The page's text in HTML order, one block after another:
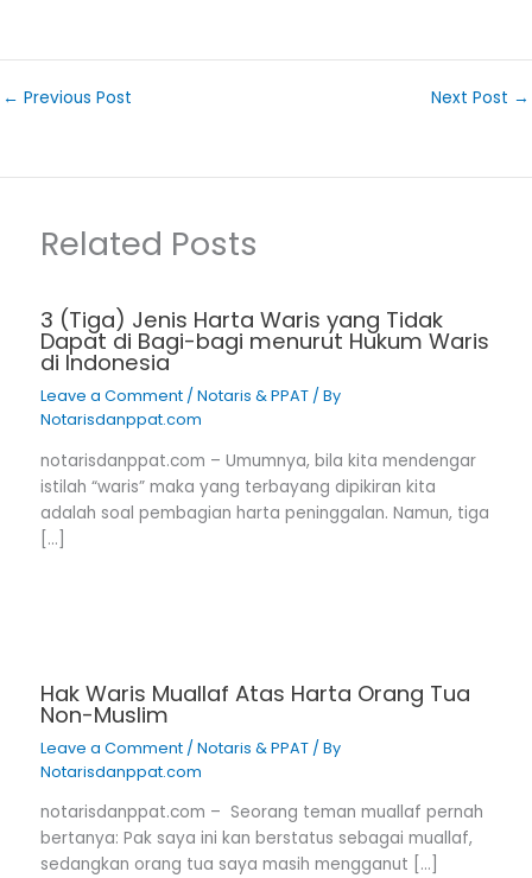
← Previous Post Next Post →
Related Posts
3 (Tiga) Jenis Harta Waris yang Tidak
Dapat di Bagi-bagi menurut Hukum Waris
di Indonesia
Leave a Comment /Notaris & PPAT / By
Notarisdanppat.com
notarisdanppat.com – Umumnya, bila kita mendengar
istilah “waris” maka yang terbayang dipikiran kita
adalah soal pembagian harta peninggalan. Namun, tiga
[…]
Hak Waris Muallaf Atas Harta Orang Tua
Non-Muslim
Leave a Comment /Notaris & PPAT / By
Notarisdanppat.com
notarisdanppat.com – Seorang teman muallaf pernah
bertanya: Pak saya ini kan berstatus sebagai muallaf,
sedangkan orang tua saya masih mengganut […]